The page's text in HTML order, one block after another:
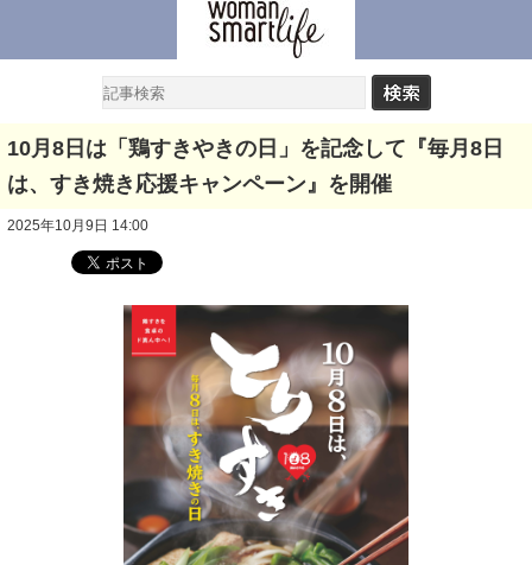
10月8日は「鶏すきやきの日」を記念して『毎月8日
は、すき焼き応援キャンペーン』を開催
2025年10月9日 14:00